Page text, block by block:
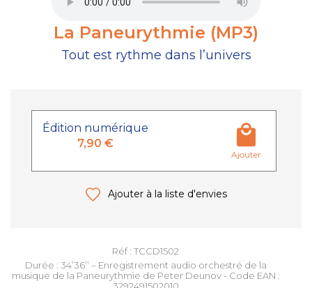
La Paneurythmie (MP3)
Tout est rythme dans l’univers
Réf : TCCD1502
Durée : 34’36’’ – Enregistrement audio orchestré de la
musique de la Paneurythmie de Peter Deunov - Code EAN :
Édition numérique
7,90 €
Ajouter
Ajouter à la liste d'envies